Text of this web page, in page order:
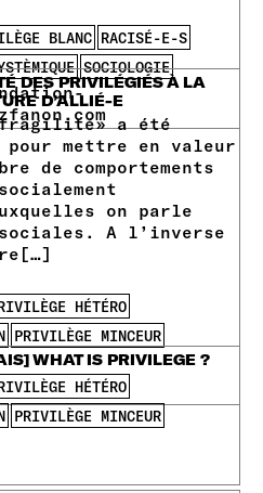
BLANC RACISÉ-E-S
SOCIOLOGIE
DES PRIVILÉGIÉS À LA
D’ALLIÉ-E
a été
pour mettre en valeur
de comportements
on parle
sociales. A l’inverse
HÉTÉRO
PRIVILÈGE MINCEUR
WHAT IS PRIVILEGE ?
HÉTÉRO
PRIVILÈGE MINCEUR